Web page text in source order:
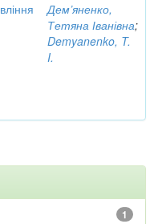
Дем’яненко,
Тетяна Іванівна;
Demyanenko, T.
I.
1